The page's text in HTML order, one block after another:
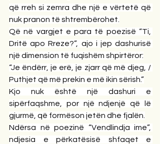
që rreh si zemra dhe një e vërtetë që
nuk pranon të shtrembërohet.
Që në vargjet e para të poezisë “Ti,
Dritë apo Rreze?”, ajo i jep dashurisë
një dimension të fuqishëm shpirtëror:
“Je ëndërr, je erë, je zjarr që më djeg, /
Puthjet që më prekin e më ikin sërish.”
Kjo nuk është një dashuri e
sipërfaqshme, por një ndjenjë që lë
gjurmë, që formëson jetën dhe fjalën.
Ndërsa në poezinë “Vendlindja ime”,
ndjesia e përkatësisë shfaqet e